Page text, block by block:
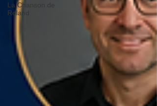
La Chanson de
Roland